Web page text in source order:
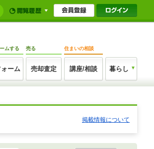
ムする
ォーム
売る
売却査定
住まいの相談
講座/相談 暮らし
掲載情報について